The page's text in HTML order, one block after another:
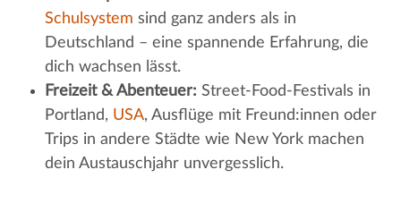
Schulsystem sind ganz anders als in
Deutschland – eine spannende Erfahrung, die
dich wachsen lässt.
Freizeit & Abenteuer: Street-Food-Festivals in
Portland, USA, Ausflüge mit Freund:innen oder
Trips in andere Städte wie New York machen
dein Austauschjahr unvergesslich.